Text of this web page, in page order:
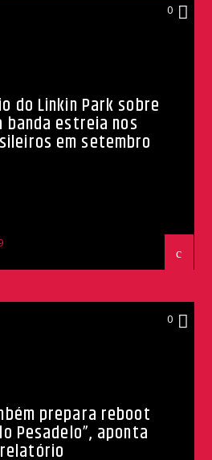
0
do Linkin Park sobre
estreia nos
em setembro
0
prepara reboot
Pesadelo”, aponta
relatório